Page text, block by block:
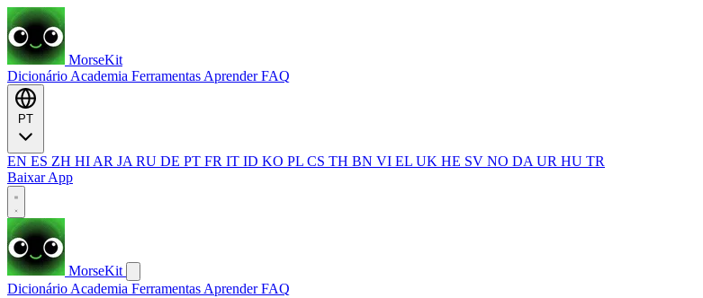
MorseKit
Dicionário Academia Ferramentas AprenderFAQ
EN ES ZH HI AR JA RU DE PT FR IT ID KO PL CS TH BN VI EL UK HE SV NO DA UR HU TR
Baixar App
MorseKit
Dicionário Academia Ferramentas AprenderFAQ